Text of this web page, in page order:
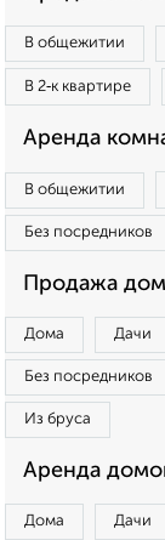
В общежитии
В 2‑к квартире
Аренда
В общежитии
Без посредников
Продажа
Дома Дачи
Без посредников
Из бруса
Аренда
Дома Дачи